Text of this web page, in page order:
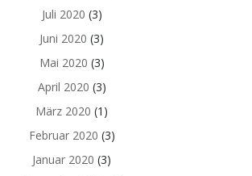
Juli 2020 (3)
Juni 2020 (3)
Mai 2020 (3)
April 2020 (3)
März 2020 (1)
Februar 2020 (3)
Januar 2020 (3)